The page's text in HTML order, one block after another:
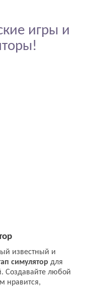
игры и
известный и
симулятор для
Создавайте любой
нравится,